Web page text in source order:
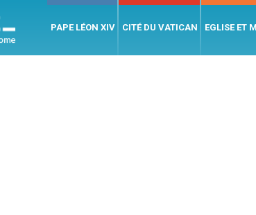
PAPE LÉON XIV CITÉ DU VATICAN EGLISE ET